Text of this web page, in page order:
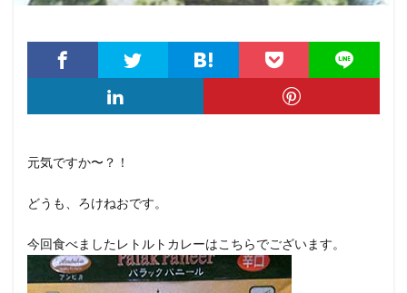
元気ですか〜？！
どうも、ろけねおです。
今回食べましたレトルトカレーはこちらでございます。